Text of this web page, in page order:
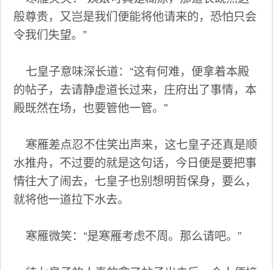
般尊贵，又岂是我们便能将他请来的，恐怕只会
令我们失望。”
七皇子意味深长道：“这有何难，便拿着本殿
的帖子，去请静虚道长过来，庄府出了事情，本
殿既然在场，也要管他一管。”
寒雁差点忍不住笑出声来，这七皇子还真是顺
水推舟，不过要的就是这句话，今日便是要把事
情往大了闹去，七皇子也别想明哲保身，要么，
就将他一道拉下水去。
寒雁微笑：“是寒雁考虑不周。那么请吧。”